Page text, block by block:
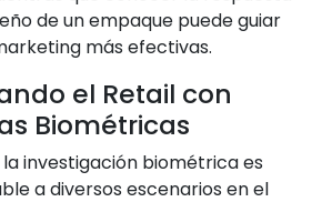
de un empaque puede guiar
más efectivas.
el Retail con
Biométricas
investigación biométrica es
a diversos escenarios en el